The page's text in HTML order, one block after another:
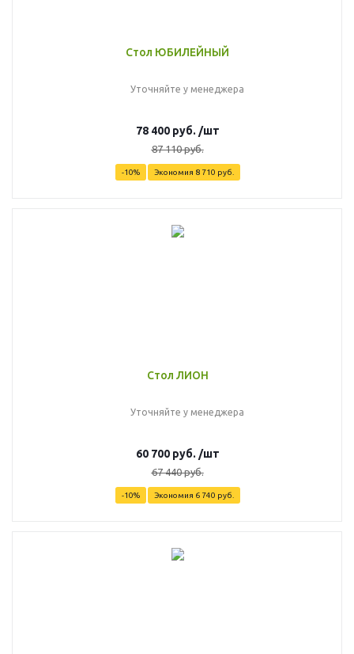
Стол ЮБИЛЕЙНЫЙ
Уточняйте у менеджера
78 400руб. /шт
87 110руб.
-10% Экономия 8 710 руб.
Стол ЛИОН
Уточняйте у менеджера
60 700руб. /шт
67 440руб.
-10% Экономия 6 740 руб.